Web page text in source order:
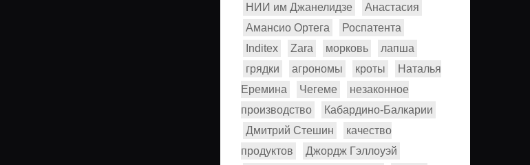
НИИ им Джанелидзе
Анастасия
Амансио Ортега
Роспатента
Inditex
Zara морковь
лапша
грядки
агрономы кроты
Наталья
Еремина
Чегеме
незаконное
производство
Кабардино-Балкарии
Дмитрий Стешин
качество
продуктов
Джордж Гэллоуэй